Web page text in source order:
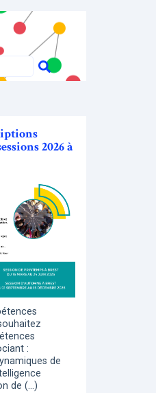
2026 à
:
de
de (…)